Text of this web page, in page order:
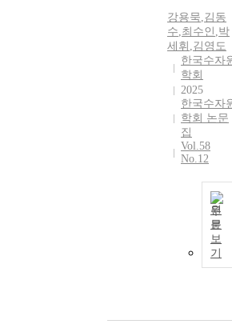
angle of attack
to the
flow. In this
study the latter
flow is
y investigated.
Studies have
been carried
for different
between the
walls forming
the channel),
and at an angle
of attack of
features of this
강용묵,김동
수,최수인 ,박
세휘 ,김영도
한국수자
학회
2025
한국수자
학회 논문
집
Vol.58
No.12
원
문
보
기